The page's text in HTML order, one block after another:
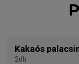
Kakaós
2db